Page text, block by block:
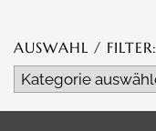
AUSWAHL / FILTER:
Auswahl
/